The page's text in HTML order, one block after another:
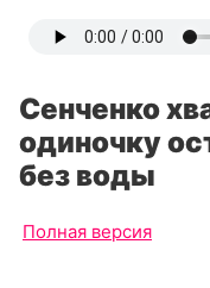
Сенченко
одиночку
без воды
Полная версия